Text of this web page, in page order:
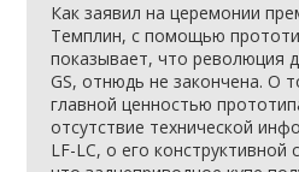
Как заявил на церемонии
Темплин, с помощью
показывает, что революция
GS, отнюдь не закончена. О
главной ценностью
отсутствие технической
LF-LC, о его